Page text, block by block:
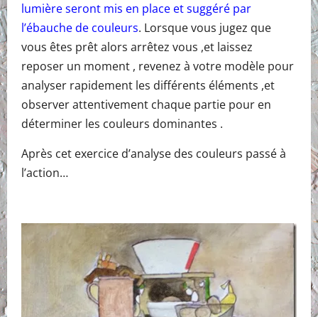
lumière seront mis en place et suggéré par
l’ébauche de couleurs. Lorsque vous jugez que
vous êtes prêt alors arrêtez vous ,et laissez
reposer un moment , revenez à votre modèle pour
analyser rapidement les différents éléments ,et
observer attentivement chaque partie pour en
déterminer les couleurs dominantes .
Après cet exercice d’analyse des couleurs passé à
l’action…